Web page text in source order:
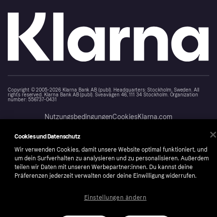
Copyright © 2005-2026 Klarna Bank AB (publ). Headquarters: Stockholm, Sweden. All
rights reserved. Klarna Bank AB (publ). Sveavägen 46, 111 34 Stockholm. Organization
number: 556737-0431
NutzungsbedingungenCookiesKlarna.com
Cookies und Datenschutz
Wir verwenden Cookies, damit unsere Website optimal funktioniert, und
um dein Surfverhalten zu analysieren und zu personalisieren. Außerdem
teilen wir Daten mit unseren Werbepartner:innen. Du kannst deine
Präferenzen jederzeit verwalten oder deine Einwilligung widerrufen.
Einstellungen ändern